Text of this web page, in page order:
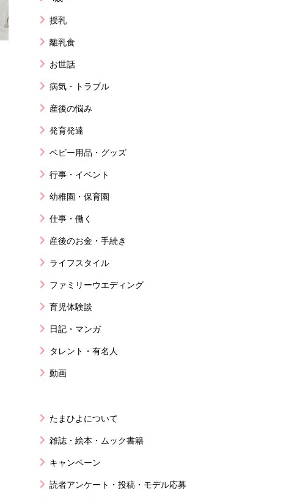
授乳
離乳食
お世話
病気・トラブル
産後の悩み
発育発達
ベビー用品・グッズ
行事・イベント
幼稚園・保育園
仕事・働く
産後のお金・手続き
ライフスタイル
ファミリーウエディング
育児体験談
日記・マンガ
タレント・有名人
動画
たまひよについて
雑誌・絵本・ムック書籍
キャンペーン
読者アンケート・投稿・モデル応募